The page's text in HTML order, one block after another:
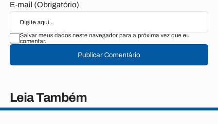
E-mail (Obrigatório)
Salvar meus dados neste navegador para a próxima vez que eu
comentar.
Publicar Comentário
Leia Também